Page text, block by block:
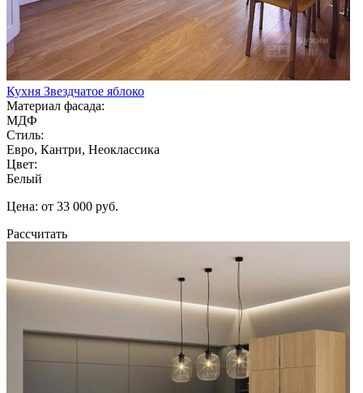
Кухня Звездчатое яблоко
Материал фасада:
МДФ
Стиль:
Евро, Кантри, Неоклассика
Цвет:
Белый
Цена: от 33 000 руб.
Рассчитать